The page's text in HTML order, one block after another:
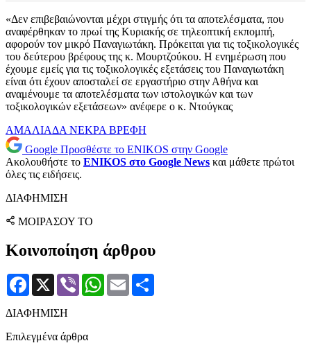
«Δεν επιβεβαιώνονται μέχρι στιγμής ότι τα αποτελέσματα, που
αναφέρθηκαν το πρωί της Κυριακής σε τηλεοπτική εκπομπή,
αφορούν τον μικρό Παναγιωτάκη. Πρόκειται για τις τοξικολογικές
του δεύτερου βρέφους της κ. Μουρτζούκου. Η ενημέρωση που
έχουμε εμείς για τις τοξικολογικές εξετάσεις του Παναγιωτάκη
είναι ότι έχουν αποσταλεί σε εργαστήριο στην Αθήνα και
αναμένουμε τα αποτελέσματα των ιστολογικών και των
τοξικολογικών εξετάσεων» ανέφερε ο κ. Ντούγκας
ΑΜΑΛΙΑΔΑ ΝΕΚΡΑ ΒΡΕΦΗ
Google Προσθέστε το ENIKOS στην Google
Ακολουθήστε το ENIKOS στο Google News και μάθετε πρώτοι
όλες τις ειδήσεις.
ΔΙΑΦΗΜΙΣΗ
ΜΟΙΡΑΣΟΥ ΤΟ
Κοινοποίηση άρθρου
Facebook
X Viber WhatsApp
Email
ΔΙΑΦΗΜΙΣΗ
Επιλεγμένα άρθρα